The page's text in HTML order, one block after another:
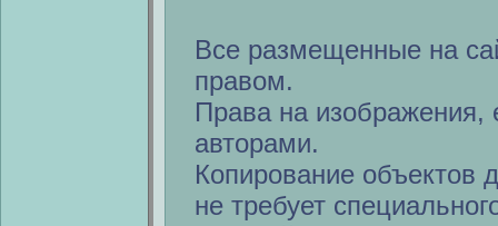
Все размещенные на
правом.
Права на изображения,
авторами.
Копирование объектов
не требует